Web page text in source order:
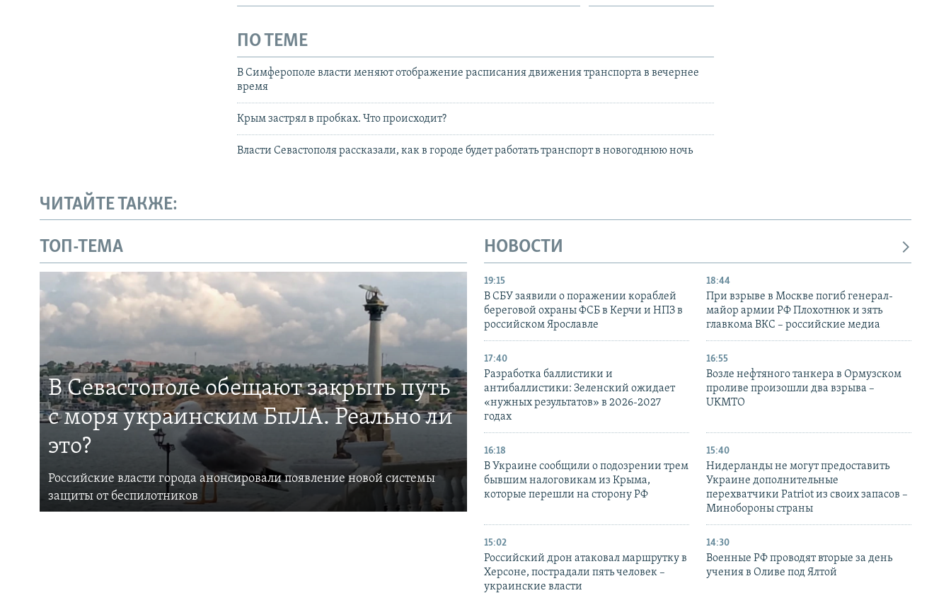
ПО ТЕМЕ
В Симферополе власти меняют отображение расписания движения транспорта в вечернее
время
Крым застрял в пробках. Что происходит?
Власти Севастополя рассказали, как в городе будет работать транспорт в новогоднюю ночь
ЧИТАЙТЕ ТАКЖЕ:
ТОП-ТЕМА
В Севастополе обещают закрыть путь
с моря украинским БпЛА. Реально ли
это?
Российские власти города анонсировали появление новой системы
защиты от беспилотников
НОВОСТИ
19:15
В СБУ заявили о поражении кораблей
береговой охраны ФСБ в Керчи и НПЗ в
российском Ярославле
18:44
При взрыве в Москве погиб генерал-
майор армии РФ Плохотнюк и зять
главкома ВКС – российские медиа
17:40
Разработка баллистики и
антибаллистики: Зеленский ожидает
«нужных результатов» в 2026-2027
годах
16:55
Возле нефтяного танкера в Ормузском
проливе произошли два взрыва –
UKMTO
16:18
В Украине сообщили о подозрении трем
бывшим налоговикам из Крыма,
которые перешли на сторону РФ
15:40
Нидерланды не могут предоставить
Украине дополнительные
перехватчики Patriot из своих запасов –
Минобороны страны
15:02
Российский дрон атаковал маршрутку в
Херсоне, пострадали пять человек –
украинские власти
14:30
Военные РФ проводят вторые за день
учения в Оливе под Ялтой